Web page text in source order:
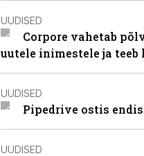
UUDISED
Corpore vahetab
uutele inimestele ja
UUDISED
Pipedrive ostis
UUDISED